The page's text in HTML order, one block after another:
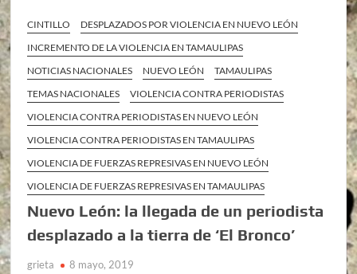
CINTILLO
DESPLAZADOS POR VIOLENCIA EN NUEVO LEÓN
INCREMENTO DE LA VIOLENCIA EN TAMAULIPAS
NOTICIAS NACIONALES
NUEVO LEÓN
TAMAULIPAS
TEMAS NACIONALES
VIOLENCIA CONTRA PERIODISTAS
VIOLENCIA CONTRA PERIODISTAS EN NUEVO LEÓN
VIOLENCIA CONTRA PERIODISTAS EN TAMAULIPAS
VIOLENCIA DE FUERZAS REPRESIVAS EN NUEVO LEÓN
VIOLENCIA DE FUERZAS REPRESIVAS EN TAMAULIPAS
Nuevo León: la llegada de un periodista
desplazado a la tierra de ‘El Bronco’
grieta 8 mayo, 2019